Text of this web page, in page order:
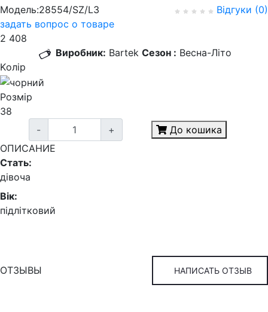
Модель:28554/SZ/L3
Відгуки (0)
задать вопрос о товаре
2 408
Виробник: Bartek Сезон : Весна-Літо
Kолір
Розмір
38
-
+
До кошика
ОПИСАНИЕ
Стать:
дівоча
Вік:
підлітковий
ОТЗЫВЫ НАПИСАТЬ ОТЗЫВ